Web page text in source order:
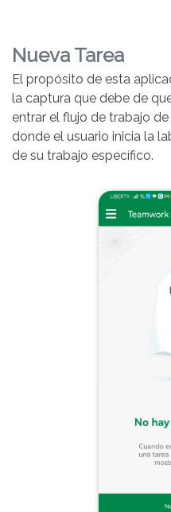
Nueva Tarea
El propósito de esta
la captura que debe de
entrar el flujo de trabajo
donde el usuario inicia la
de su trabajo específico.